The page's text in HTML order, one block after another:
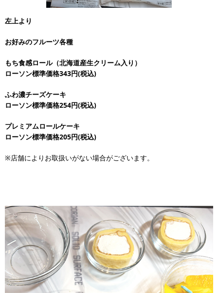
左上より
お好みのフルーツ各種
もち食感ロール（北海道産生クリーム入り）
ローソン標準価格343円(税込)
ふわ濃チーズケーキ
ローソン標準価格254円(税込)
プレミアムロールケーキ
ローソン標準価格205円(税込)
※店舗によりお取扱いがない場合がございます。